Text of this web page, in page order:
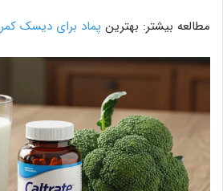
مطالعه بیشتر: بهترین پماد برای دیسک کمر